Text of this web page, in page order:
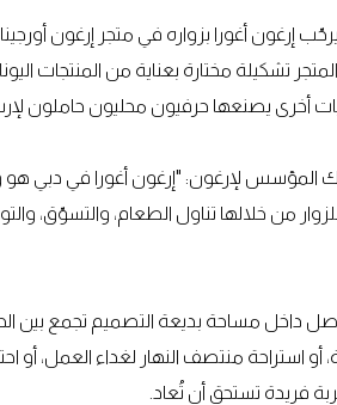
إرغون أغورا بزواره في متجر إرغون
تشكيلة مختارة بعناية من المنتجات
أخرى يصنعها حرفيون محليون حاملون
المؤسس لإرغون: "إرغون أغورا في دبي
من خلالها تناول الطعام، والتسوّق،
داخل مساحة بديعة التصميم تجمع بين
منتصف النهار لغداء العمل، أو
فريدة تستحق أن تُعاد.